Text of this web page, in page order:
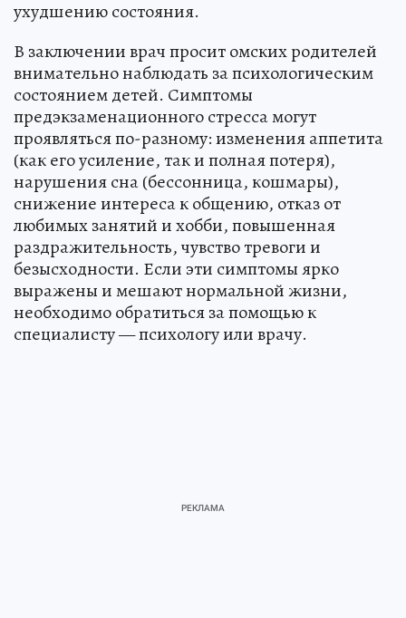
ухудшению состояния.
В заключении врач просит омских родителей
внимательно наблюдать за психологическим
состоянием детей. Симптомы
предэкзаменационного стресса могут
проявляться по-разному: изменения аппетита
(как его усиление, так и полная потеря),
нарушения сна (бессонница, кошмары),
снижение интереса к общению, отказ от
любимых занятий и хобби, повышенная
раздражительность, чувство тревоги и
безысходности. Если эти симптомы ярко
выражены и мешают нормальной жизни,
необходимо обратиться за помощью к
специалисту — психологу или врачу.